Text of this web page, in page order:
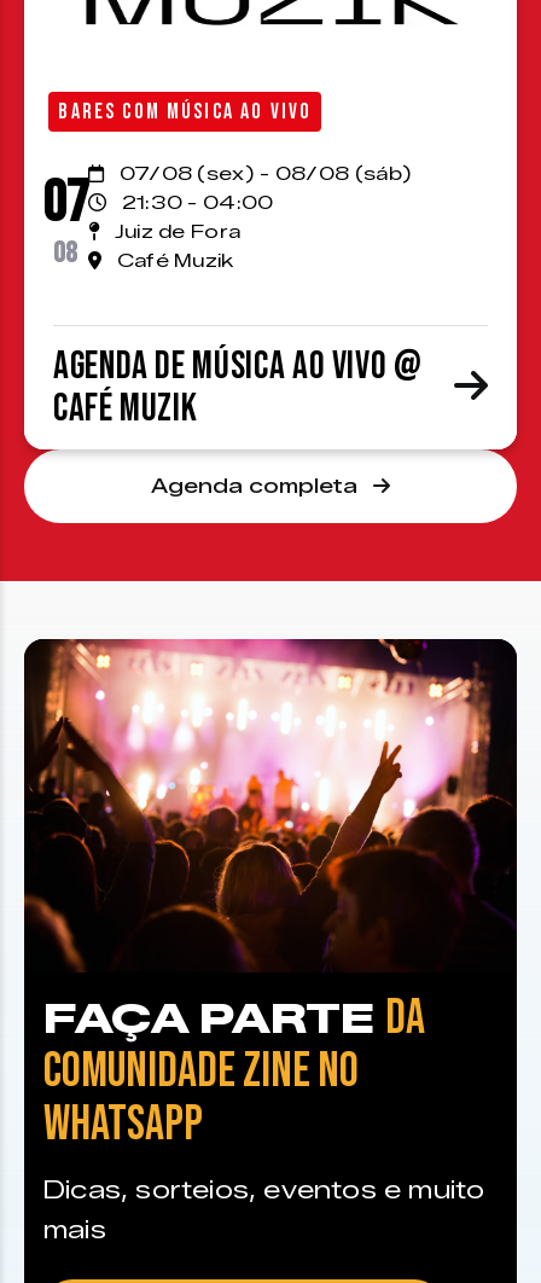
BARES COM MÚSICA AO VIVO
07
08
07/08 (sex) - 08/08 (sáb)
21:30 - 04:00
Juiz de Fora
Café Muzik
Agenda de Música ao Vivo @
Café Muzik
Agenda completa
FAÇA PARTE DA
COMUNIDADE ZINE NO
WHATSAPP
Dicas, sorteios, eventos e muito
mais